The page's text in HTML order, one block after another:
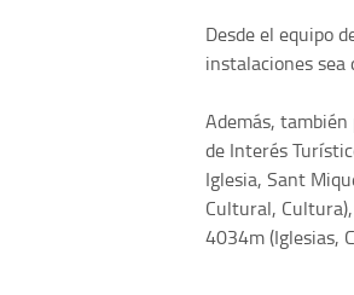
Desde el equipo
instalaciones sea
Además,
de Interés
Iglesia, Sant
Cultural,
4034m (Iglesias,